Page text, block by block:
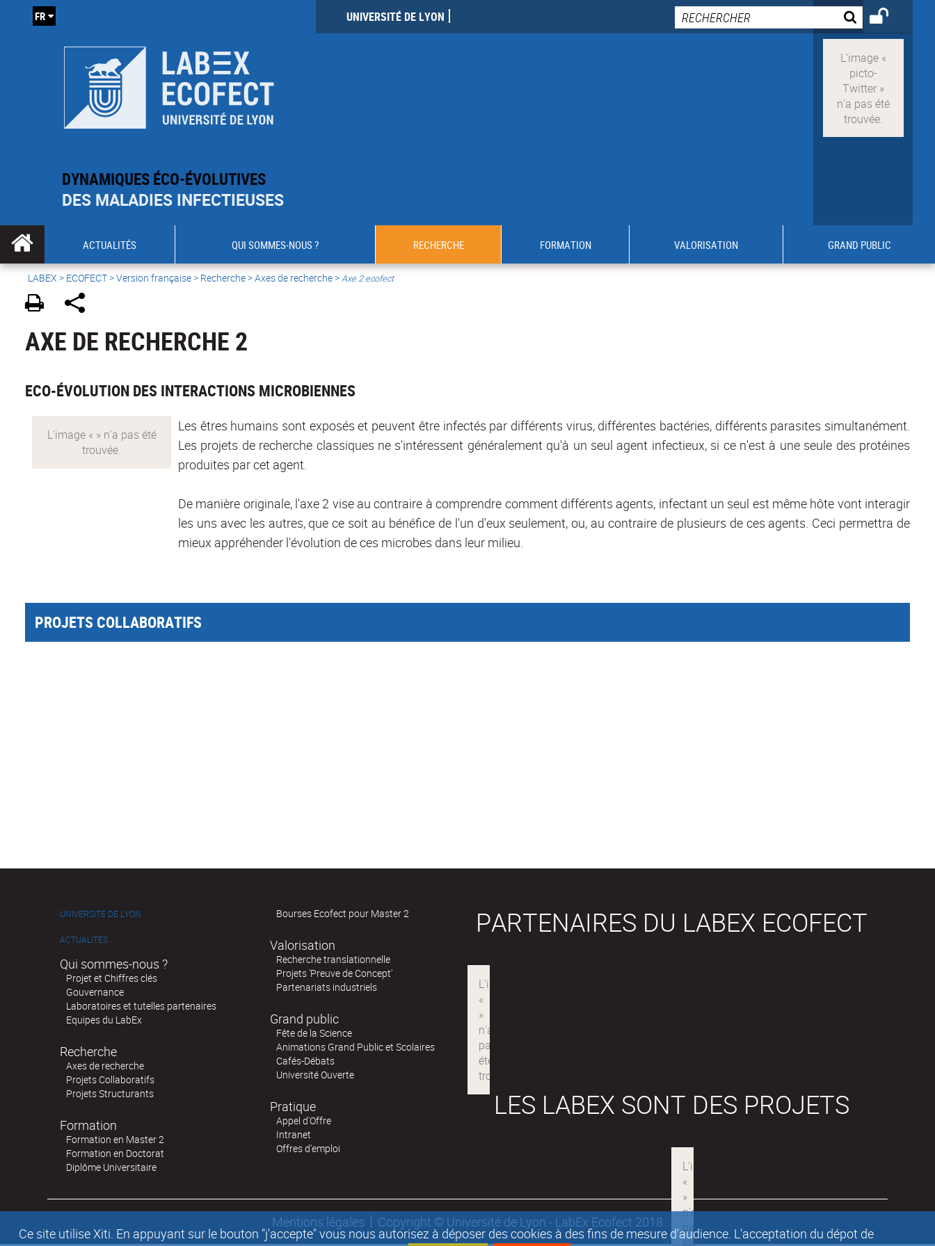
Ce site utilise Xiti. En appuyant sur le bouton "j'accepte" vous nous autorisez à déposer des cookies à des fins de mesure d'audience. L'acceptation du dépot de
DYNAMIQUES ÉCO-ÉVOLUTIVES
DES MALADIES INFECTIEUSES
UNIVERSITÉ DE LYON
FR
ACTUALITÉS QUI SOMMES-NOUS ? RECHERCHE FORMATION VALORISATION GRAND PUBLIC
LABEX > ECOFECT>Version française> Recherche > Axes de recherche >Axe 2 ecofect
AXE DE RECHERCHE 2
ECO-ÉVOLUTION DES INTERACTIONS MICROBIENNES
Les êtres humains sont exposés et peuvent être infectés par différents virus, différentes bactéries, différents parasites simultanément.
Les projets de recherche classiques ne s'intéressent généralement qu'à un seul agent infectieux, si ce n'est à une seule des protéines
produites par cet agent.
De manière originale, l'axe 2 vise au contraire à comprendre comment différents agents, infectant un seul est même hôte vont interagir
les uns avec les autres, que ce soit au bénéfice de l'un d'eux seulement, ou, au contraire de plusieurs de ces agents. Ceci permettra de
mieux appréhender l'évolution de ces microbes dans leur milieu.
PROJETS COLLABORATIFS
UNIVERSITÉ DE LYON
ACTUALITÉS
Qui sommes-nous ?
Projet et Chiffres clés
Gouvernance
Laboratoires et tutelles partenaires
Equipes du LabEx
Recherche
Axes de recherche
Projets Collaboratifs
Projets Structurants
Formation
Formation en Master 2
Formation en Doctorat
Diplôme Universitaire
Bourses Ecofect pour Master 2
Valorisation
Recherche translationnelle
Projets 'Preuve de Concept'
Partenariats industriels
Grand public
Fête de la Science
Animations Grand Public et Scolaires
Cafés-Débats
Université Ouverte
Pratique
Appel d'Offre
Intranet
Offres d'emploi
PARTENAIRES DU LABEX ECOFECT
LES LABEX SONT DES PROJETS
Mentions légales Copyright © Université de Lyon - LabEx Ecofect 2018